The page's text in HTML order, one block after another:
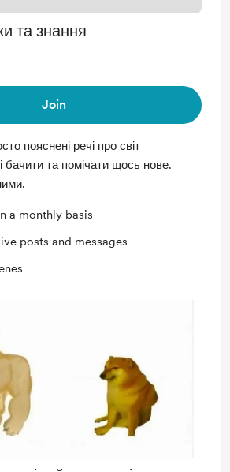
та знання
Join
пояснені речі про світ
бачити та помічати щось нове.
a monthly basis
posts and messages